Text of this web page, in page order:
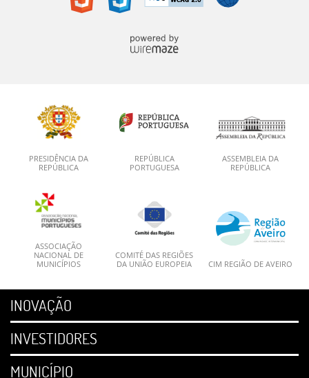
PRESIDÊNCIA DA
REPÚBLICA
REPÚBLICA
PORTUGUESA
ASSEMBLEIA DA
REPÚBLICA
ASSOCIAÇÃO
NACIONAL DE
MUNICÍPIOS
COMITÉ DAS REGIÕES
DA UNIÃO EUROPEIA
CIM REGIÃO DE AVEIRO
INOVAÇÃO
INVESTIDORES
MUNICÍPIO